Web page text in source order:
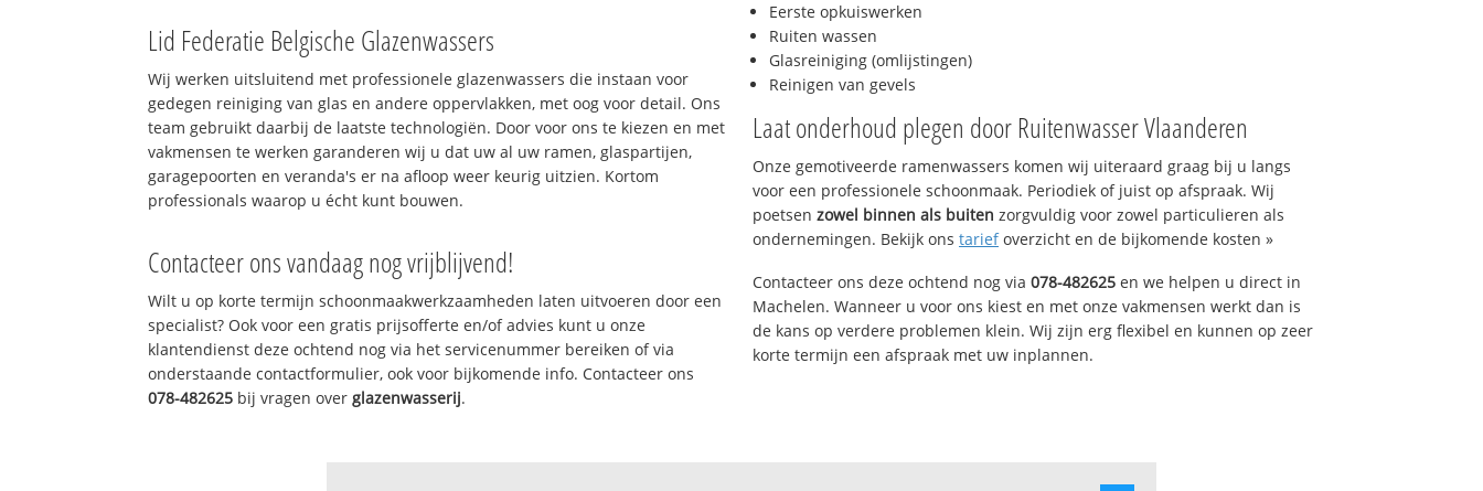
Lid Federatie Belgische Glazenwassers
Wij werken uitsluitend met professionele glazenwassers die instaan voor
gedegen reiniging van glas en andere oppervlakken, met oog voor detail. Ons
team gebruikt daarbij de laatste technologiën. Door voor ons te kiezen en met
vakmensen te werken garanderen wij u dat uw al uw ramen, glaspartijen,
garagepoorten en veranda's er na afloop weer keurig uitzien. Kortom
professionals waarop u écht kunt bouwen.
Contacteer ons vandaag nog vrijblijvend!
Wilt u op korte termijn schoonmaakwerkzaamheden laten uitvoeren door een
specialist? Ook voor een gratis prijsofferte en/of advies kunt u onze
klantendienst deze ochtend nog via het servicenummer bereiken of via
onderstaande contactformulier, ook voor bijkomende info. Contacteer ons
078-482625 bij vragen overglazenwasserij.
Eerste opkuiswerken
Ruiten wassen
Glasreiniging (omlijstingen)
Reinigen van gevels
Laat onderhoud plegen door Ruitenwasser Vlaanderen
Onze gemotiveerde ramenwassers komen wij uiteraard graag bij u langs
voor een professionele schoonmaak. Periodiek of juist op afspraak. Wij
poetsen zowel binnen als buiten zorgvuldig voor zowel particulieren als
ondernemingen. Bekijk ons tariefoverzicht en de bijkomende kosten »
Contacteer ons deze ochtend nog via 078-482625 en we helpen u direct in
Machelen. Wanneer u voor ons kiest en met onze vakmensen werkt dan is
de kans op verdere problemen klein. Wij zijn erg flexibel en kunnen op zeer
korte termijn een afspraak met uw inplannen.